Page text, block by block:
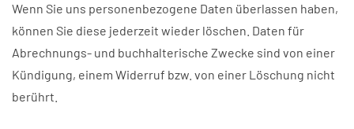
Wenn Sie uns personenbezogene Daten überlassen haben,
können Sie diese jederzeit wieder löschen. Daten für
Abrechnungs- und buchhalterische Zwecke sind von einer
Kündigung, einem Widerruf bzw. von einer Löschung nicht
berührt.